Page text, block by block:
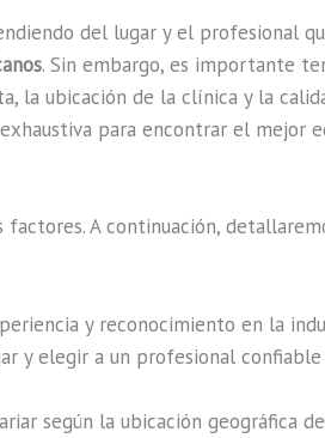
del lugar y el profesional
. Sin embargo, es importante
ubicación de la clínica y la
para encontrar el mejor
A continuación,
y reconocimiento en la
y elegir a un profesional
según la ubicación geográfica